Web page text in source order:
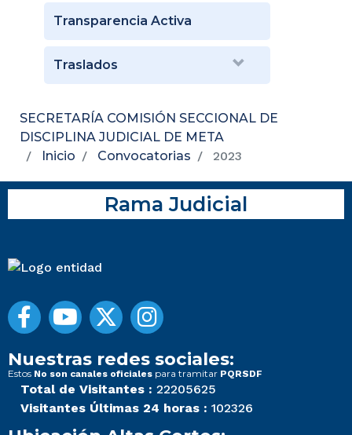
Transparencia Activa
Traslados
SECRETARÍA COMISIÓN SECCIONAL DE
DISCIPLINA JUDICIAL DE META
Inicio
Convocatorias 2023
Rama Judicial
Nuestras redes sociales:
Estos No son canales oficiales para tramitar PQRSDF
Total de Visitantes : 22205625
Visitantes Últimas 24 horas : 102326